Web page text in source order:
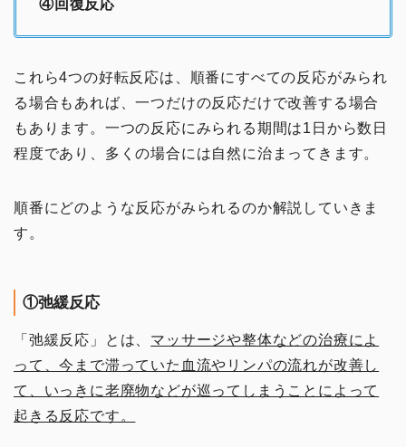
④回復反応
これら4つの好転反応は、順番にすべての反応がみられ
る場合もあれば、一つだけの反応だけで改善する場合
もあります。一つの反応にみられる期間は1日から数日
程度であり、多くの場合には自然に治まってきます。
順番にどのような反応がみられるのか解説していきま
す。
①弛緩反応
「弛緩反応」とは、 マッサージや整体などの治療によ
って、今まで滞っていた血流やリンパの流れが改善し
て、いっきに老廃物などが巡ってしまうことによって
起きる反応です。